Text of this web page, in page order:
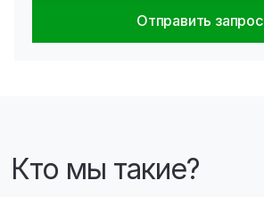
Отправить запрос
Кто мы такие?